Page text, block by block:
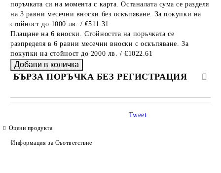
поръчката си на момента с карта. Останалата сума се разделя
на 3 равни месечни вноски без оскъпяване. За покупки на
стойност до 1000 лв. / €511.31
Плащане на 6 вноски. Стойността на поръчката се
разпределя в 6 равни месечни вноски с оскъпяване. За
покупки на стойност до 2000 лв. / €1022.61
БЪРЗА ПОРЪЧКА БЕЗ РЕГИСТРАЦИЯ
САМО ПОПЪЛНЕТЕ 4 ПОЛЕТА
Оцени продукта
Информация за Съответствие
Tweet